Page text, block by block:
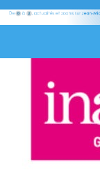
CONTENU